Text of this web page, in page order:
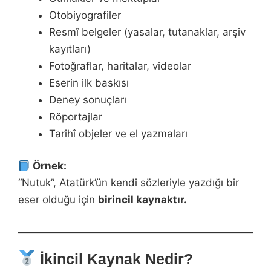
Otobiyografiler
Resmî belgeler (yasalar, tutanaklar, arşiv
kayıtları)
Fotoğraflar, haritalar, videolar
Eserin ilk baskısı
Deney sonuçları
Röportajlar
Tarihî objeler ve el yazmaları
Örnek:
“Nutuk”, Atatürk’ün kendi sözleriyle yazdığı bir
eser olduğu için birincil kaynaktır.
İkincil Kaynak Nedir?